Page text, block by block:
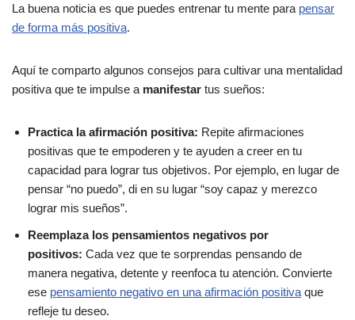
La buena noticia es que puedes entrenar tu mente para pensar
de forma más positiva.
Aquí te comparto algunos consejos para cultivar una mentalidad
positiva que te impulse a manifestar tus sueños:
Practica la afirmación positiva: Repite afirmaciones
positivas que te empoderen y te ayuden a creer en tu
capacidad para lograr tus objetivos. Por ejemplo, en lugar de
pensar “no puedo”, di en su lugar “soy capaz y merezco
lograr mis sueños”.
Reemplaza los pensamientos negativos por
positivos: Cada vez que te sorprendas pensando de
manera negativa, detente y reenfoca tu atención. Convierte
ese pensamiento negativo en una afirmación positiva que
refleje tu deseo.